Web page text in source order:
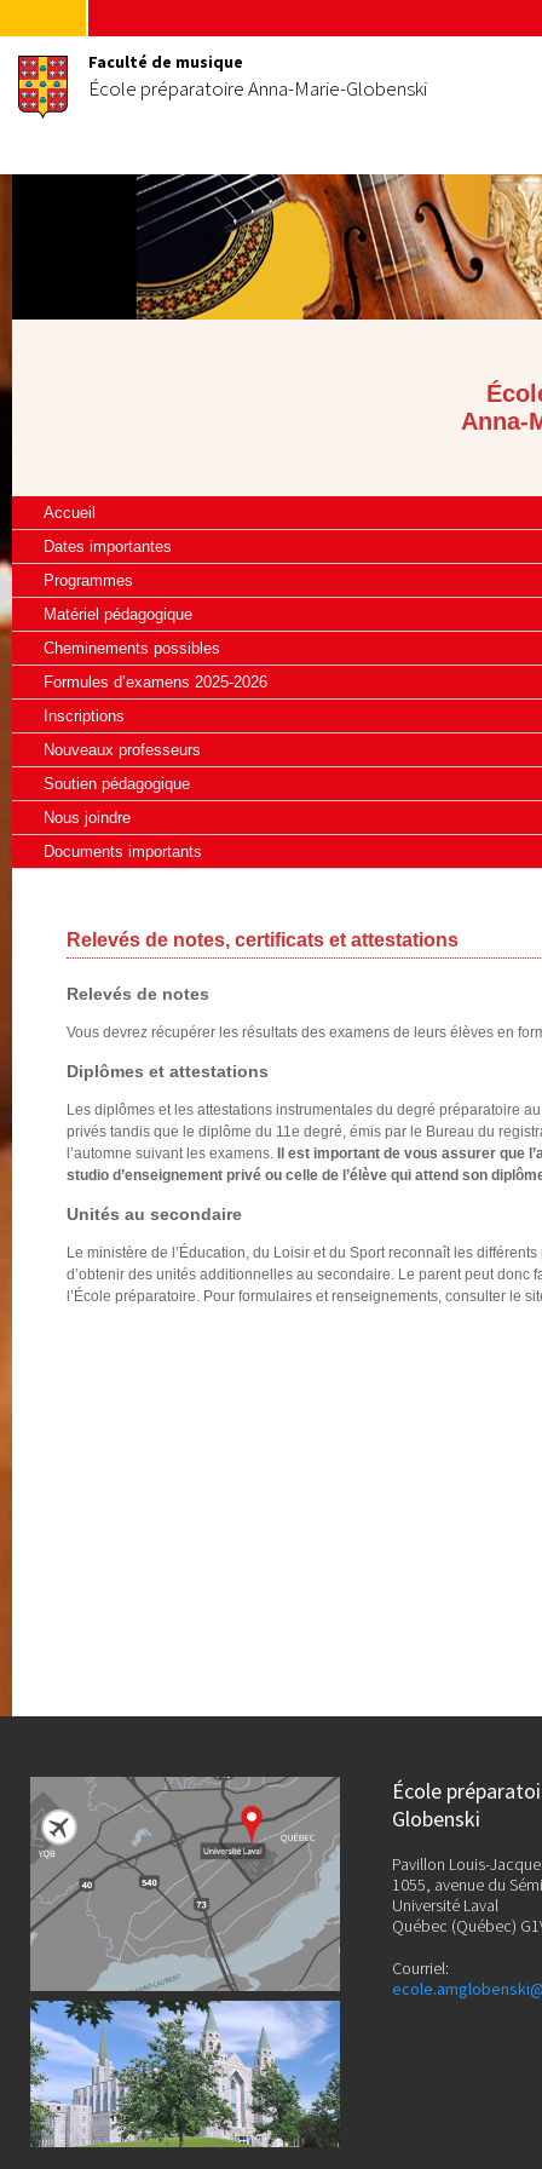
Faculté de musique
École préparatoire Anna-Marie-Globenski
Anna-
Accueil
Dates importantes
Programmes
Matériel pédagogique
Cheminements possibles
Formules d’examens 2025-2026
Inscriptions
Nouveaux professeurs
Soutien pédagogique
Nous joindre
Documents importants
Relevés de notes, certificats et attestations
Relevés de notes
Vous devrez récupérer les résultats des examens de leurs élèves en
Diplômes et attestations
Les diplômes et les attestations instrumentales du degré préparatoire
privés tandis que le diplôme du 11e degré, émis par le Bureau du
l’automne suivant les examens.
Il est important de vous assurer que
studio d’enseignement privé ou celle de l’élève qui attend son
Unités au secondaire
Le ministère de l’Éducation, du Loisir et du Sport reconnaît les
d’obtenir des unités additionnelles au secondaire. Le parent peut donc
l’École préparatoire. Pour formulaires et renseignements, consulter le
École
Globenski
Pavillon Louis-
1055, avenue du
Université Laval
Québec (Québec)
Courriel: